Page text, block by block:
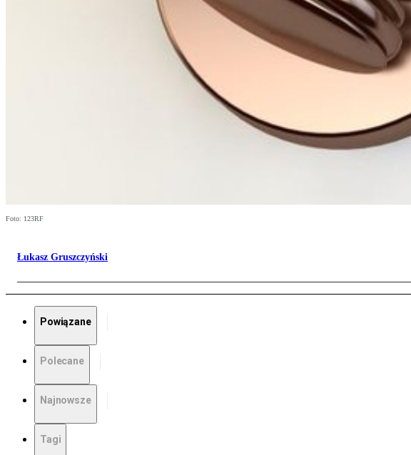
Foto: 123RF
Łukasz Gruszczyński
Powiązane
Polecane
Najnowsze
Tagi